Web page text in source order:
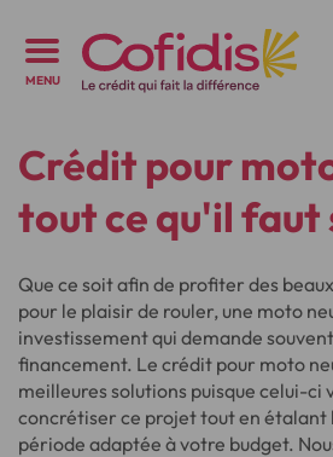
MENU
Crédit pour
tout ce qu'il faut
Que ce soit afin de profiter des
pour le plaisir de rouler, une moto
investissement qui demande
financement. Le crédit pour moto
meilleures solutions puisque celui-ci
concrétiser ce projet tout en étalant
période adaptée à votre budget.